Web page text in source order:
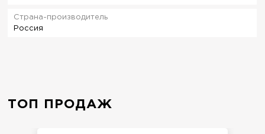
Страна-производитель
Россия
ТОП ПРОДАЖ